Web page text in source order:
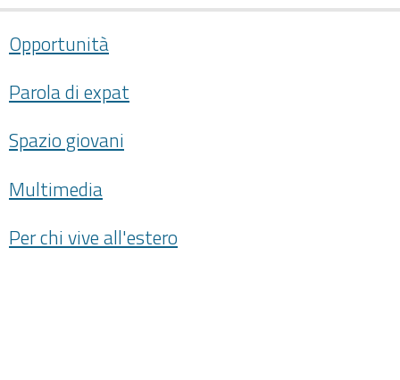
Opportunità
Parola di expat
Spazio giovani
Multimedia
Per chi vive all'estero